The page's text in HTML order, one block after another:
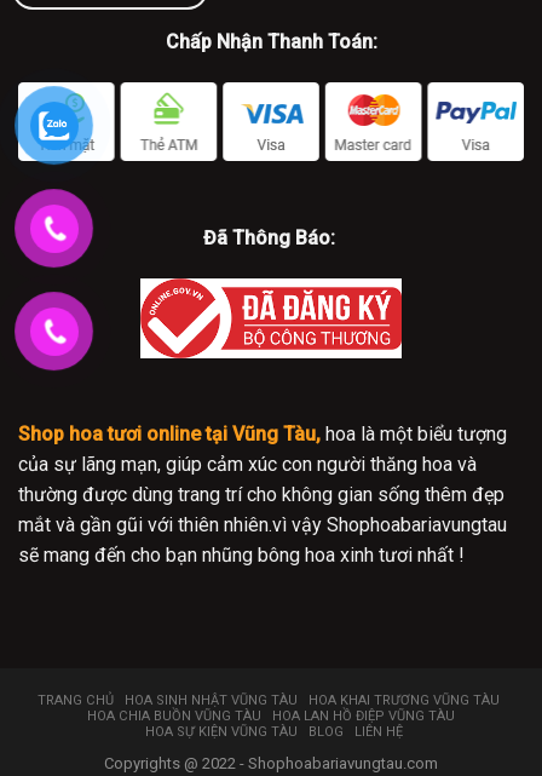
Chấp Nhận Thanh Toán:
Đã Thông Báo:
Shop hoa tươi online tại Vũng Tàu, hoa là một biểu tượng
của sự lãng mạn, giúp cảm xúc con người thăng hoa và
thường được dùng trang trí cho không gian sống thêm đẹp
mắt và gần gũi với thiên nhiên.vì vậy Shophoabariavungtau
sẽ mang đến cho bạn nhũng bông hoa xinh tươi nhất !
TRANG CHỦ HOA SINH NHẬT VŨNG TÀU
HOA KHAI TRƯƠNG VŨNG TÀU
HOA CHIA BUỒN VŨNG TÀU
HOA LAN HỒ ĐIỆP VŨNG TÀU
HOA SỰ KIỆN VŨNG TÀU
BLOG LIÊN HỆ
Copyrights @ 2022 - Shophoabariavungtau.com